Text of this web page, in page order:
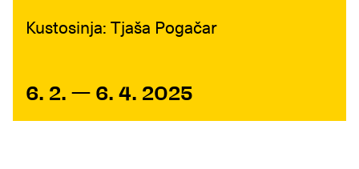
Kustosinja: Tjaša Pogačar
6. 2. — 6. 4. 2025